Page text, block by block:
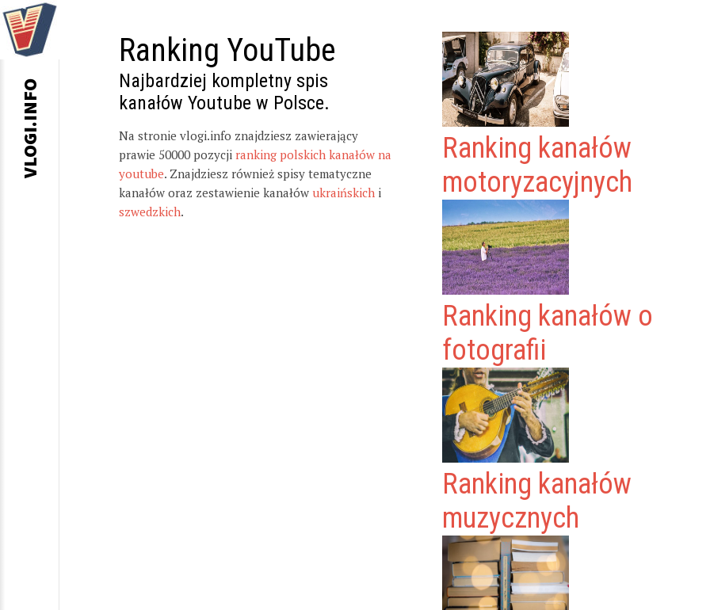
Ranking YouTube
Najbardziej kompletny spis
kanałów Youtube w Polsce.
Na stronie vlogi.info znajdziesz zawierający
prawie 50000 pozycji ranking polskich kanałów na
youtube. Znajdziesz również spisy tematyczne
kanałów oraz zestawienie kanałów ukraińskich i
szwedzkich.
Ranking kanałów
motoryzacyjnych
Ranking kanałów o
fotografii
Ranking kanałów
muzycznych
VLOGI.INFO